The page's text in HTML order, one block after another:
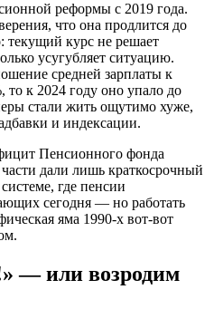
реформы с 2019 года.
что она продлится до
текущий курс не решает
усугубляет ситуацию.
средней зарплаты к
то к 2024 году оно упало до
стали жить ощутимо хуже,
и индексации.
Пенсионного фонда
дали лишь краткосрочный
где пенсии
сегодня — но работать
яма 1990-х вот-вот
— или возродим